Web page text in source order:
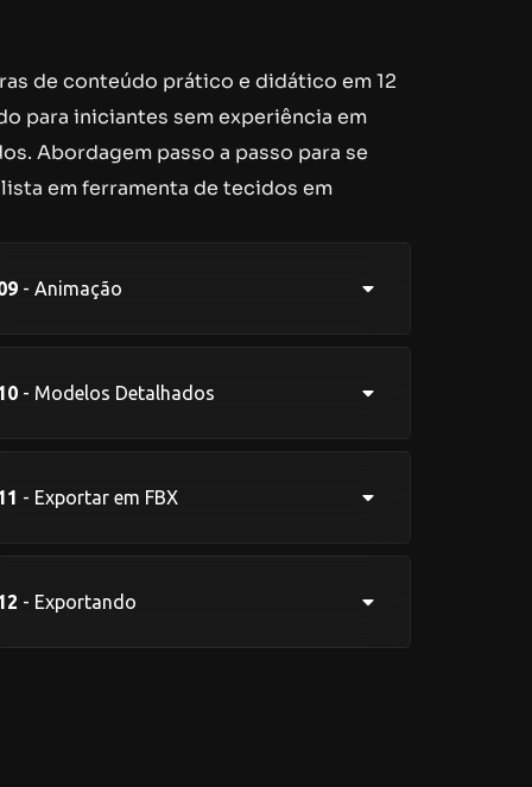
de conteúdo prático e didático em 12
para iniciantes sem experiência em
Abordagem passo a passo para se
em ferramenta de tecidos em
- Animação
- Modelos Detalhados
- Exportar em FBX
- Exportando